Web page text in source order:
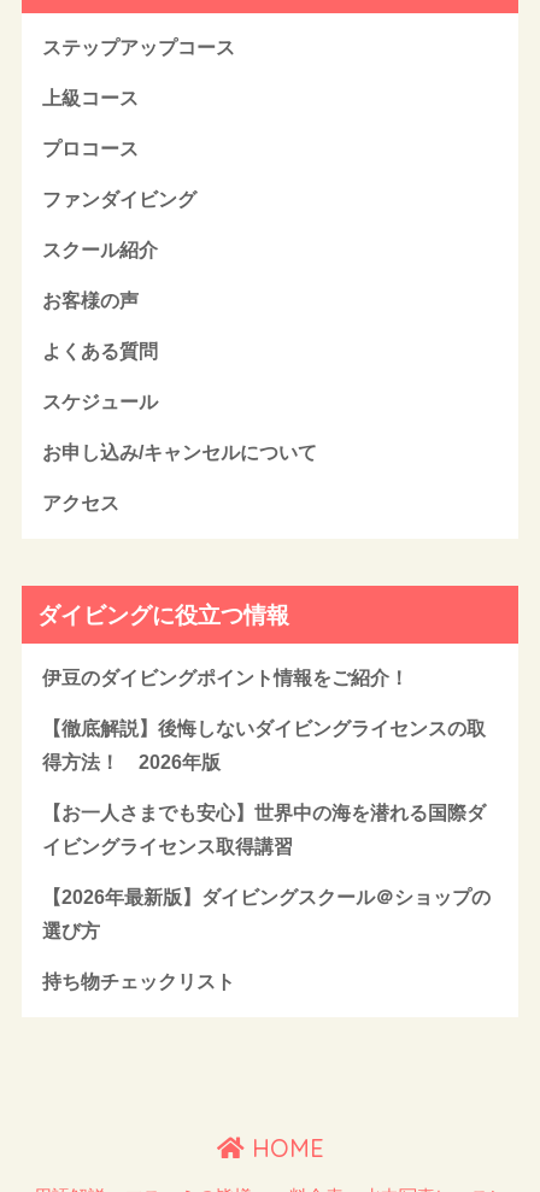
ステップアップコース
上級コース
プロコース
ファンダイビング
スクール紹介
お客様の声
よくある質問
スケジュール
お申し込み/キャンセルについて
アクセス
ダイビングに役立つ情報
伊豆のダイビングポイント情報をご紹介！
【徹底解説】後悔しないダイビングライセンスの取
得方法！ 2026年版
【お一人さまでも安心】世界中の海を潜れる国際ダ
イビングライセンス取得講習
【2026年最新版】ダイビングスクール＠ショップの
選び方
持ち物チェックリスト
HOME